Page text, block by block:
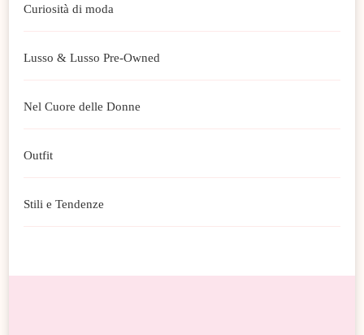
Curiosità di moda
Lusso & Lusso Pre-Owned
Nel Cuore delle Donne
Outfit
Stili e Tendenze